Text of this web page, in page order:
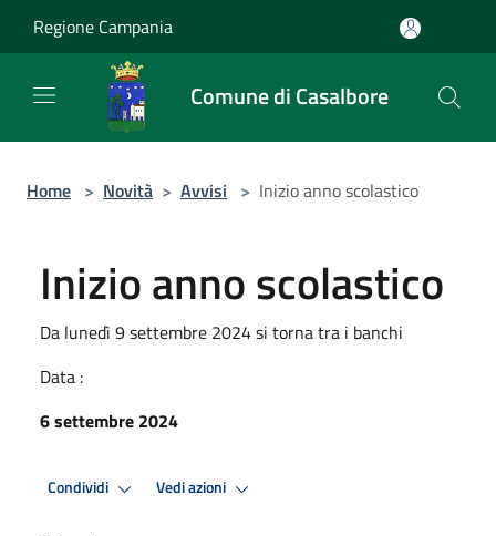
Regione Campania
Comune di Casalbore
Home > Novità > Avvisi > Inizio anno scolastico
Inizio anno scolastico
Da lunedì 9 settembre 2024 si torna tra i banchi
Data :
6 settembre 2024
Condividi Vedi azioni